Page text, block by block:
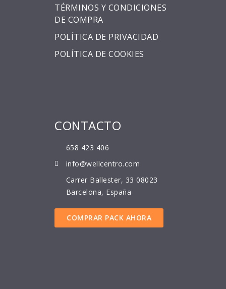
TÉRMINOS Y CONDICIONES
DE COMPRA
POLÍTICA DE PRIVACIDAD
POLÍTICA DE COOKIES
CONTACTO
658 423 406
info@wellcentro.com
Carrer Ballester, 33 08023
Barcelona, España
COMPRAR PACK AHORA